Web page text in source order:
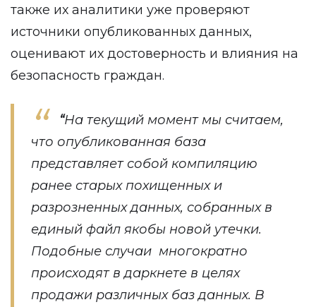
также их аналитики уже проверяют
источники опубликованных данных,
оценивают их достоверность и влияния на
безопасность граждан.
“На текущий момент мы считаем,
что опубликованная база
представляет собой компиляцию
ранее старых похищенных и
разрозненных данных, собранных в
единый файл якобы новой утечки.
Подобные случаи многократно
происходят в даркнете в целях
продажи различных баз данных. В